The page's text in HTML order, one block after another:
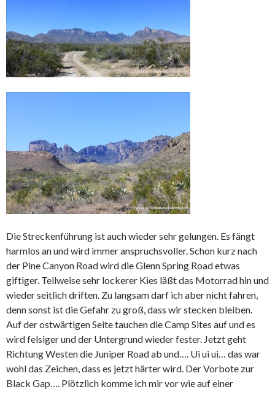
Die Streckenführung ist auch wieder sehr gelungen. Es fängt
harmlos an und wird immer anspruchsvoller. Schon kurz nach
der Pine Canyon Road wird die Glenn Spring Road etwas
giftiger. Teilweise sehr lockerer Kies läßt das Motorrad hin und
wieder seitlich driften. Zu langsam darf ich aber nicht fahren,
denn sonst ist die Gefahr zu groß, dass wir stecken bleiben.
Auf der ostwärtigen Seite tauchen die Camp Sites auf und es
wird felsiger und der Untergrund wieder fester. Jetzt geht
Richtung Westen die Juniper Road ab und…. Ui ui ui… das war
wohl das Zeichen, dass es jetzt härter wird. Der Vorbote zur
Black Gap…. Plötzlich komme ich mir vor wie auf einer